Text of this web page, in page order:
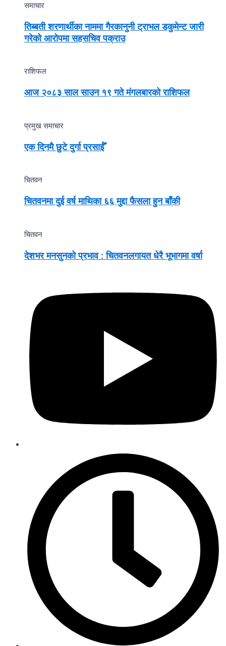
समाचार
तिब्बती शरणार्थीका नाममा गैरकानुनी ट्राभल डकुमेन्ट जारी
गरेको आरोपमा सहसचिव पक्राउ
राशिफल
आज २०८३ साल साउन १९ गते मंगलबारको राशिफल
प्रमुख समाचार
एक दिनमै छुटे दुर्गा प्रसाईँ
चितवन
चितवनमा दुई वर्ष माथिका ६६ मुद्दा फैसला हुन बाँकी
चितवन
देशभर मनसुनको प्रभाव : चितवनलगायत धेरै भूभागमा वर्षा